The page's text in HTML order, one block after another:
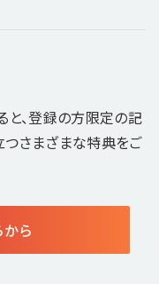
と、登録の方限定の記
つさまざまな特典をご
ら